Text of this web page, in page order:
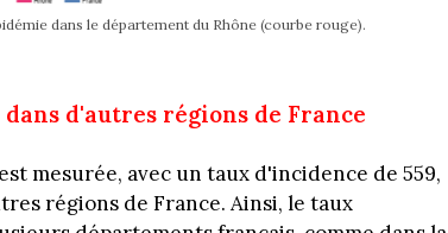
dans le département du Rhône (courbe rouge).
d'autres régions de France
mesurée, avec un taux d'incidence de 559,
régions de France. Ainsi, le taux